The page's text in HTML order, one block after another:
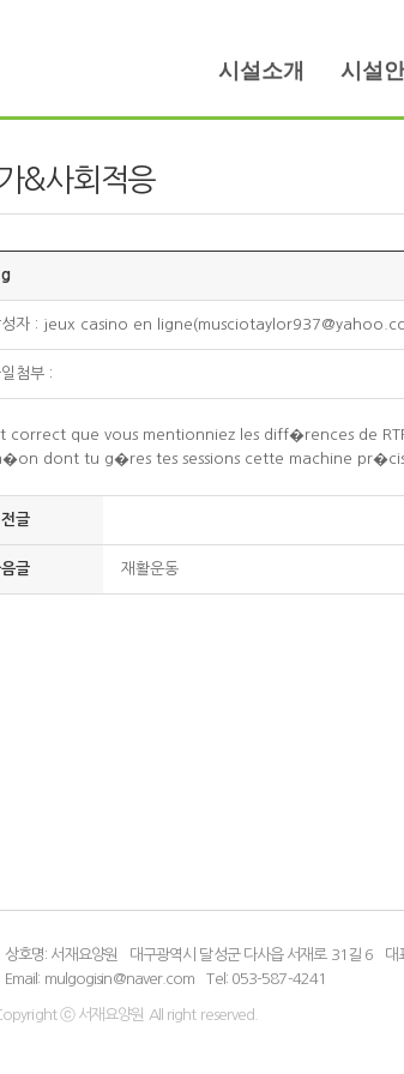
시설소개 시설
&사회적응
g
성자 : jeux casino en
첨부 :
correct que vous mentionniez les diff�rences de
dont tu g�res tes sessions cette machine
글
글 재활운동
상호명: 서재요양원 대구광역시 달성군 다사읍 서재로 31길 6 대
Email: mulgogisin@naver.com
Tel: 053-587-4241
ⓒ 서재요양원 All right reserved.